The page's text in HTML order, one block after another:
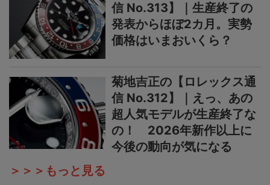
信 No.313】｜生産終了の
発表からほぼ2カ月。実勢
価格はいまおいくら？
菊地吉正の【ロレックス通
信 No.312】｜えっ、あの
超人気モデルが生産終了な
の！ 2026年新作以上に
今後の動向が気になる
＞＞＞もっと見る